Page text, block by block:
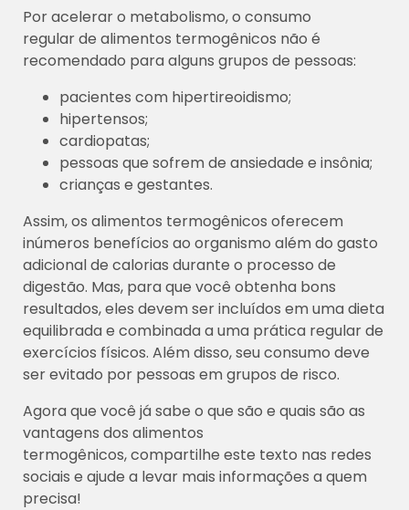
Por acelerar o metabolismo, o consumo
regular de alimentos termogênicos não é
recomendado para alguns grupos de pessoas:
pacientes com hipertireoidismo;
hipertensos;
cardiopatas;
pessoas que sofrem de ansiedade e insônia;
crianças e gestantes.
Assim, os alimentos termogênicos oferecem
inúmeros benefícios ao organismo além do gasto
adicional de calorias durante o processo de
digestão. Mas, para que você obtenha bons
resultados, eles devem ser incluídos em uma dieta
equilibrada e combinada a uma prática regular de
exercícios físicos. Além disso, seu consumo deve
ser evitado por pessoas em grupos de risco.
Agora que você já sabe o que são e quais são as
vantagens dos alimentos
termogênicos, compartilhe este texto nas redes
sociais e ajude a levar mais informações a quem
precisa!